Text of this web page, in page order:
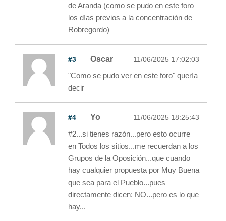
de Aranda (como se pudo en este foro
los días previos a la concentración de
Robregordo)
#3 Oscar 11/06/2025 17:02:03
"Como se pudo ver en este foro" quería
decir
#4 Yo 11/06/2025 18:25:43
#2...si tienes razón...pero esto ocurre
en Todos los sitios...me recuerdan a los
Grupos de la Oposición...que cuando
hay cualquier propuesta por Muy Buena
que sea para el Pueblo...pues
directamente dicen: NO...pero es lo que
hay...